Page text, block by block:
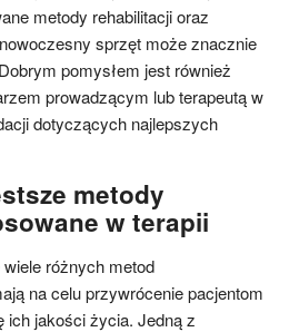
metody rehabilitacji oraz
sprzęt może znacznie
pomysłem jest również
prowadzącym lub terapeutą w
dotyczących najlepszych
metody
w terapii
różnych metod
na celu przywrócenie pacjentom
ich jakości życia. Jedną z